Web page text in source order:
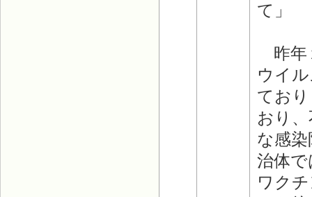
て」
昨年
ウイ
てお
おり
な感
治体
ワク